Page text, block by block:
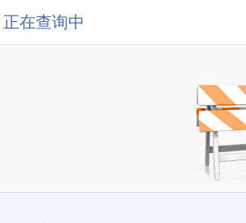
正在查询中